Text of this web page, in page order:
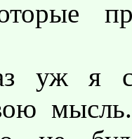
уж я